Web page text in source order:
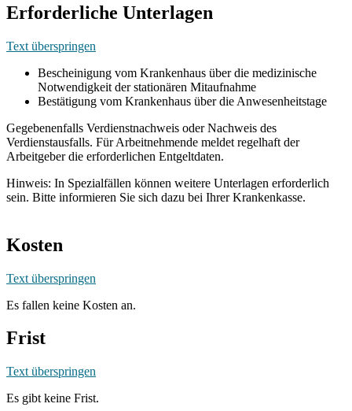
Erforderliche Unterlagen
Text überspringen
Bescheinigung vom Krankenhaus über die medizinische
Notwendigkeit der stationären Mitaufnahme
Bestätigung vom Krankenhaus über die Anwesenheitstage
Gegebenenfalls Verdienstnachweis oder Nachweis des
Verdienstausfalls. Für Arbeitnehmende meldet regelhaft der
Arbeitgeber die erforderlichen Entgeltdaten.
Hinweis: In Spezialfällen können weitere Unterlagen erforderlich
sein. Bitte informieren Sie sich dazu bei Ihrer Krankenkasse.
Kosten
Text überspringen
Es fallen keine Kosten an.
Frist
Text überspringen
Es gibt keine Frist.